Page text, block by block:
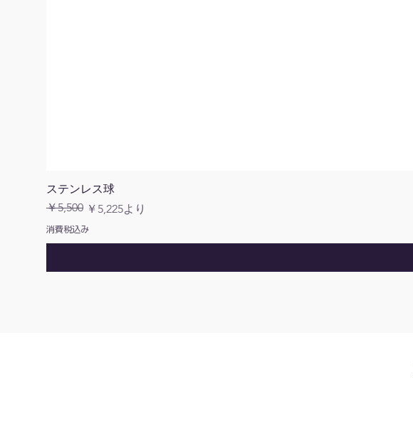
ステンレス球
通常価格
￥5,500 ￥5,225より
セール価格
消費税込み